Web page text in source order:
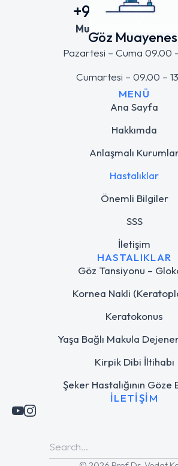
Göz
+90 536 475
Muayene Randevusu
Pazartesi – Cuma 09.00
Cumartesi – 09.00 –
MENÜ
Ana Sayfa
Hakkımda
Anlaşmalı
Hastalıklar
Önemli Bilgiler
SSS
İletişim
HASTALIKLAR
Göz Tansiyonu –
Kornea Nakli
Keratokonus
Yaşa Bağlı Makula
Kirpik Dibi İltihabı
Şeker Hastalığının Göze
İLETIŞIM